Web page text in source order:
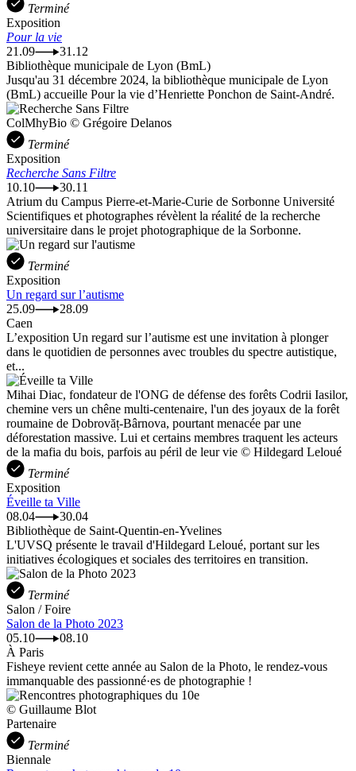
Terminé
Exposition
Pour la vie
21.09
31.12
Bibliothèque municipale de Lyon (BmL)
Jusqu'au 31 décembre 2024, la bibliothèque municipale de Lyon
(BmL) accueille Pour la vie d’Henriette Ponchon de Saint-André.
ColMhyBio © Grégoire Delanos
Terminé
Exposition
Recherche Sans Filtre
10.10
30.11
Atrium du Campus Pierre-et-Marie-Curie de Sorbonne Université
Scientifiques et photographes révèlent la réalité de la recherche
universitaire dans le projet photographique de la Sorbonne.
Terminé
Exposition
Un regard sur l’autisme
25.09
28.09
Caen
L’exposition Un regard sur l’autisme est une invitation à plonger
dans le quotidien de personnes avec troubles du spectre autistique,
et...
Mihai Diac, fondateur de l'ONG de défense des forêts Codrii Iasilor,
chemine vers un chêne multi-centenaire, l'un des joyaux de la forêt
roumaine de Dobrovăț-Bârnova, pourtant menacée par une
déforestation massive. Lui et certains membres traquent les acteurs
de la mafia du bois, parfois au péril de leur vie © Hildegard Leloué
Terminé
Exposition
Éveille ta Ville
08.04
30.04
Bibliothèque de Saint-Quentin-en-Yvelines
L'UVSQ présente le travail d'Hildegard Leloué, portant sur les
initiatives écologiques et sociales des territoires en transition.
Terminé
Salon / Foire
Salon de la Photo 2023
05.10
08.10
À Paris
Fisheye revient cette année au Salon de la Photo, le rendez-vous
immanquable des passionné·es de photographie !
© Guillaume Blot
Partenaire
Terminé
Biennale